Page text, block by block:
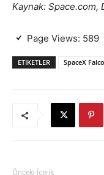
Kaynak: Space.com,
Page Views: 589
ETIKETLER SpaceX
Önceki İçerik